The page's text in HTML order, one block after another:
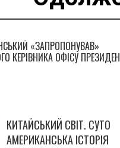
КИТАЙСЬКИЙ СВІТ. СУТО
АМЕРИКАНСЬКА ІСТОРІЯ
«ЗАПРОПОНУВАВ»
КЕРІВНИКА ОФІСУ